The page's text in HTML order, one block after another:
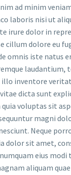
ad minim
laboris nisi ut
irure dolor in
cillum dolore eu
omnis iste natus
laudantium,
illo inventore
dicta sunt
voluptas sit
magni
Neque
dolor sit amet,
eius
aliquam